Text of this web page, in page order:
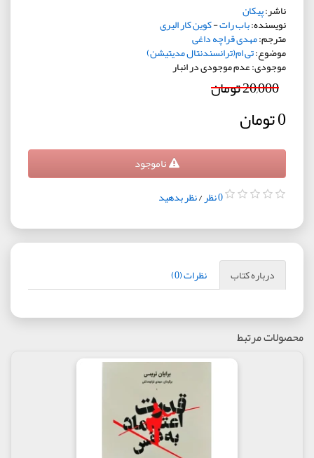
ناشر:پیکان
نویسنده:باب رات-کوین کار الیری
مترجم:مهدی قراچه داغی
موضوع:تی ام(ترانسندنتال مدیتیشن)
موجودی: عدم موجودی در انبار
20,000 تومان
0 تومان
ناموجود
0 نظر /نظر بدهید
درباره کتاب نظرات (0)
محصولات مرتبط